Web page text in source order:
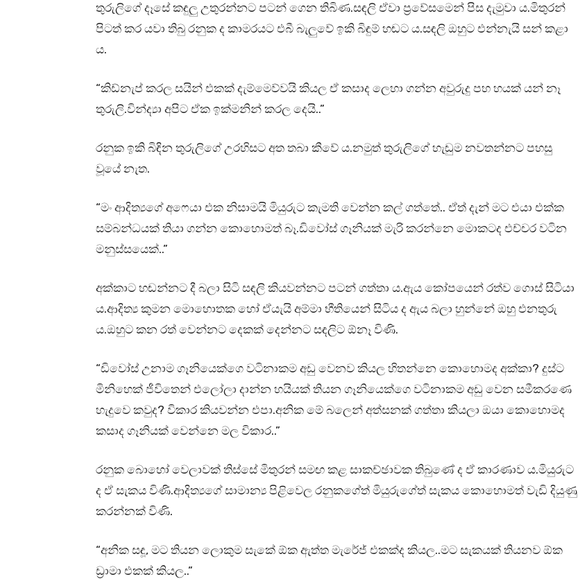
තුරුලිගේ දෑසේ කඳුලු උතුරන්නට පටන් ගෙන තිබිණ.සඳලි ඒවා ප්‍රවේසමෙන් පිස දැමුවා ය.මිතුරන්
පිටත් කර යවා තිබු රනුක ද කාමරයට එබී බැලුවේ ඉකි බිඳුම් හඬට ය.සඳලි ඔහුට එන්නැයි සන් කළා
ය.
“කිඩ්නැප් කරල සයින් එකක් දැම්මෙව්වයි කියල ඒ කසාද ලෙහා ගන්න අවුරුදු පහ හයක් යන් නෑ
තුරුලි.වින්ද්‍යා අපිට ඒක ඉක්මනින් කරල දෙයි..”
රනුක ඉකි බිඳින තුරුලිගේ උරහිසට අත තබා කීවේ ය.නමුත් තුරුලිගේ හැඬුම නවතන්නට පහසු
වූයේ නැත.
“මං ආදිත්‍යගේ අෆෙයා එක නිසාමයි මියුරුට කැමති වෙන්න කල් ගත්තේ.. ඒත් දැන් මට එයා එක්ක
සම්බන්ධයක් තියා ගන්න කොහොමත් බෑ.ඩිවෝස් ගෑනියක් මැරි කරන්නෙ මොකටද එච්චර වටින
මනුස්සයෙක්..”
අක්කාට හඬන්නට දී බලා සිටි සඳලි කියවන්නට පටන් ගත්තා ය.ඇය කෝපයෙන් රත්ව ගොස් සිටියා
ය.ආදිත්‍ය කුමන මොහොතක හෝ ඒයැයි අම්මා භීතියෙන් සිටිය ද ඇය බලා හුන්නේ ඔහු එනතුරු
ය.ඔහුට කන රත් වෙන්නට දෙකක් දෙන්නට සඳලිට ඕනෑ විණි.
“ඩිවෝස් උනාම ගෑනියෙක්ගෙ වටිනාකම අඩු වෙනව කියල හිතන්නෙ කොහොමද අක්කා? දුස්ට
මිනිහෙක් ජීවිතෙන් එලෝලා දාන්න හයියක් තියන ගෑනියෙක්ගෙ වටිනාකම අඩු වෙන සමීකරණෙ
හැදුවෙ කවුද? විකාර කියවන්න එපා.අනික මේ බලෙන් අත්සනක් ගත්තා කියලා ඔයා කොහොමද
කසාද ගෑනියක් වෙන්නෙ මල විකාර..”
රනුක බොහෝ වෙලාවක් තිස්සේ මිතුරන් සමඟ කළ සාකච්ඡාවක තිබුණේ ද ඒ කාරණාව ය.මියුරුට
ද ඒ සැකය විණි.ආදිත්‍යගේ සාමාන්‍ය පිළිවෙල රනුකගේත් මියුරුගේත් සැකය කොහොමත් වැඩි දියුණු
කරන්නක් විණි.
“අනික සඳූ, මට තියන ලොකුම සැකේ ඕක ඇත්ත මැරේජ් එකක්ද කියල..මට සැකයක් තියනව ඕක
ඩ්‍රාමා එකක් කියල..”